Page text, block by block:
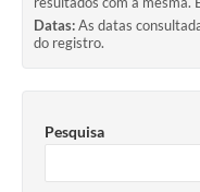
Serviços Online
Telefones Úteis
Contato
Datas:As datas
do registro.
Pesquisa